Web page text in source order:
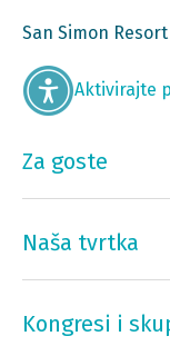
San Simon
Aktivirajte
Za goste
Naša tvrtka
Kongresi i